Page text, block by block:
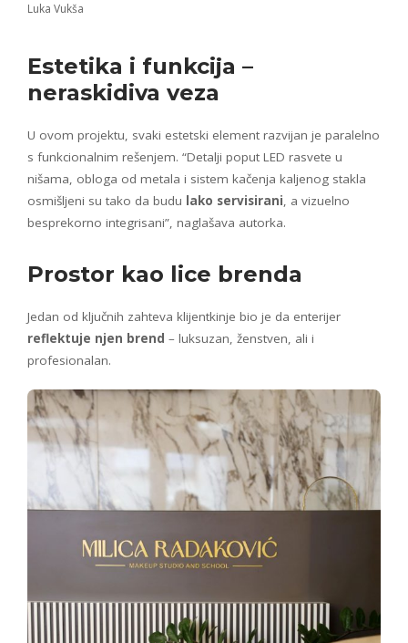
Luka Vukša
Estetika i funkcija –
neraskidiva veza
U ovom projektu, svaki estetski element razvijan je paralelno
s funkcionalnim rešenjem. “Detalji poput LED rasvete u
nišama, obloga od metala i sistem kačenja kaljenog stakla
osmišljeni su tako da budu lako servisirani, a vizuelno
besprekorno integrisani”, naglašava autorka.
Prostor kao lice brenda
Jedan od ključnih zahteva klijentkinje bio je da enterijer
reflektuje njen brend – luksuzan, ženstven, ali i
profesionalan.